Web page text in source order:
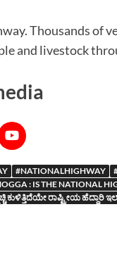
Thousands of
and livestock
#NATIONALHIGHWAY
: IS THE NATIONAL
ಕುಳಿತ್ತಿದೆಯೇ ರಾಷ್ಟ್ರೀಯ ಹೆದ್ದಾರಿ